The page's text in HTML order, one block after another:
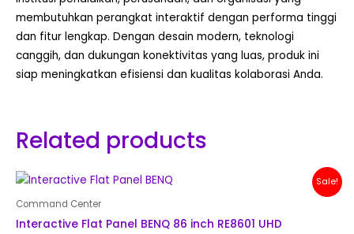
membutuhkan perangkat interaktif dengan performa tinggi
dan fitur lengkap. Dengan desain modern, teknologi
canggih, dan dukungan konektivitas yang luas, produk ini
siap meningkatkan efisiensi dan kualitas kolaborasi Anda.
Related products
Sale!
Command Center
Interactive Flat Panel BENQ 86 inch RE8601 UHD
Original
was:
Current
price